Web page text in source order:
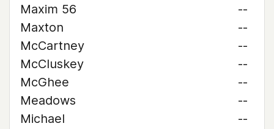
Maxim 56
--
Maxton
--
McCartney
--
McCluskey
--
McGhee
--
Meadows
--
Michael
--